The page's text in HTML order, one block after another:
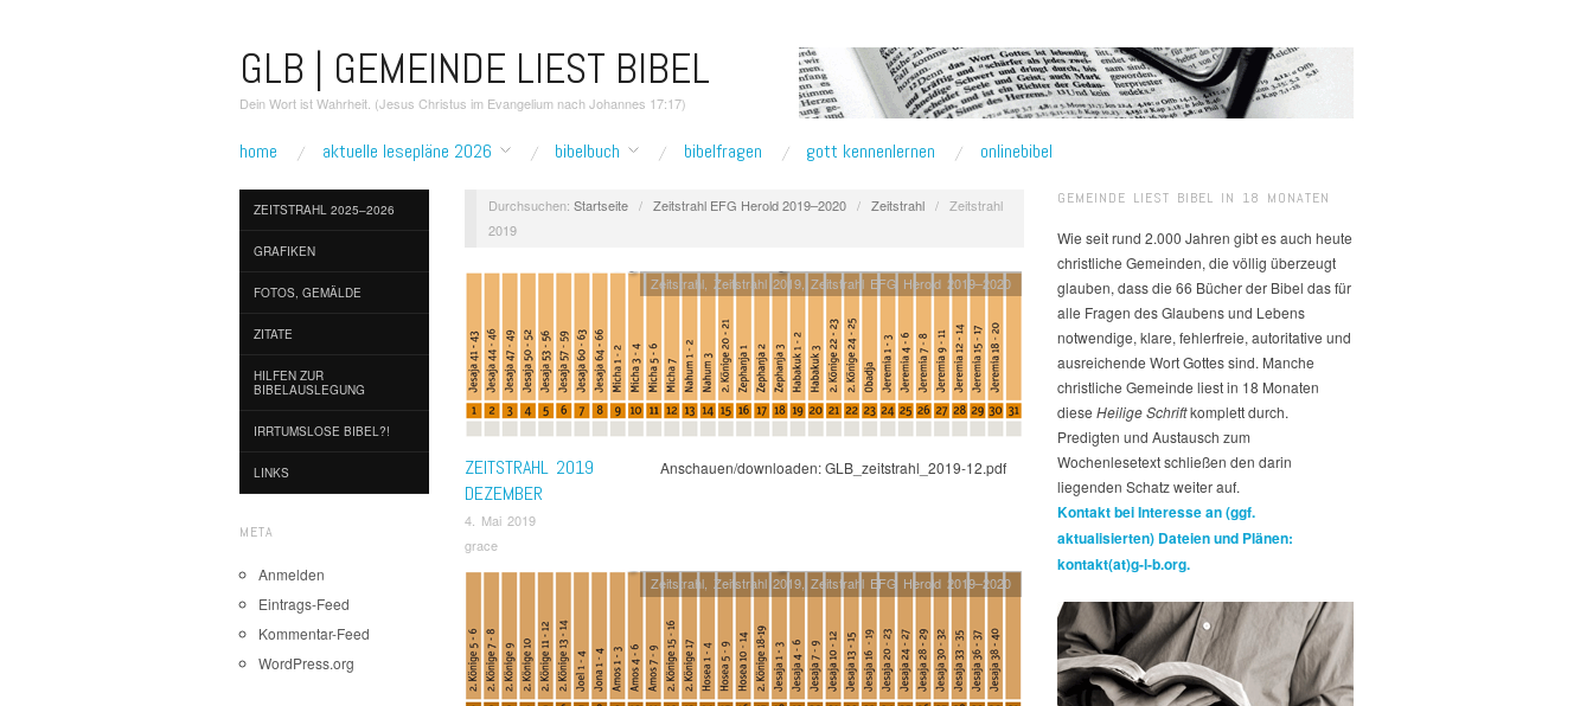
GLB | GEMEINDE LIEST BIBEL
Dein Wort ist Wahrheit. (Jesus Christus im Evangelium nach Johannes 17:17)
home aktuelle lesepläne 2026 bibelbuch bibelfragen gott kennenlernen onlinebibel
ZEITSTRAHL 2025–2026
GRAFIKEN
FOTOS, GEMÄLDE
ZITATE
HILFEN ZUR
BIBELAUSLEGUNG
IRRTUMSLOSE BIBEL?!
LINKS
META
Anmelden
Eintrags-Feed
Kommentar-Feed
WordPress.org
Durchsuchen: Startseite / Zeitstrahl EFG Herold 2019–2020 / Zeitstrahl / Zeitstrahl
2019
ZEITSTRAHL 2019
DEZEMBER
4. Mai 2019
grace
Zeitstrahl ,Zeitstrahl 2019 ,Zeitstrahl EFG Herold 2019–2020
Anschauen/downloaden: GLB_zeitstrahl_2019-12.pdf
Zeitstrahl,Zeitstrahl 2019,Zeitstrahl EFG Herold 2019–2020
GEMEINDE LIEST BIBEL IN 18 MONATEN
Wie seit rund 2.000 Jahren gibt es auch heute
christliche Gemeinden, die völlig überzeugt
glauben, dass die 66 Bücher der Bibel das für
alle Fragen des Glaubens und Lebens
notwendige, klare, fehlerfreie, autoritative und
ausreichende Wort Gottes sind. Manche
christliche Gemeinde liest in 18 Monaten
diese Heilige Schriftkomplett durch.
Predigten und Austausch zum
Wochenlesetext schließen den darin
liegenden Schatz weiter auf.
Kontakt bei Interesse an (ggf.
aktualisierten) Dateien und Plänen:
kontakt(at)g-l-b.org.